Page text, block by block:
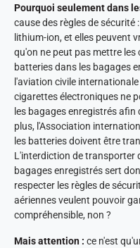
Pourquoi seulement dans
cause des règles de
lithium-ion, et elles peuvent
qu'on ne peut pas mettre
batteries dans les bagages
l'aviation civile
cigarettes électroniques ne
les bagages enregistrés afin
plus, l'Association
les batteries doivent être
L'interdiction de transporter
bagages enregistrés sert
respecter les règles de
aériennes veulent pouvoir
compréhensible, non ?
Mais attention : ce n'est